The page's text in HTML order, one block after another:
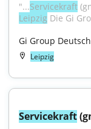
"...Servicekraft
Leipzig Die Gi
Gi Group
Leipzig
Servicekraft